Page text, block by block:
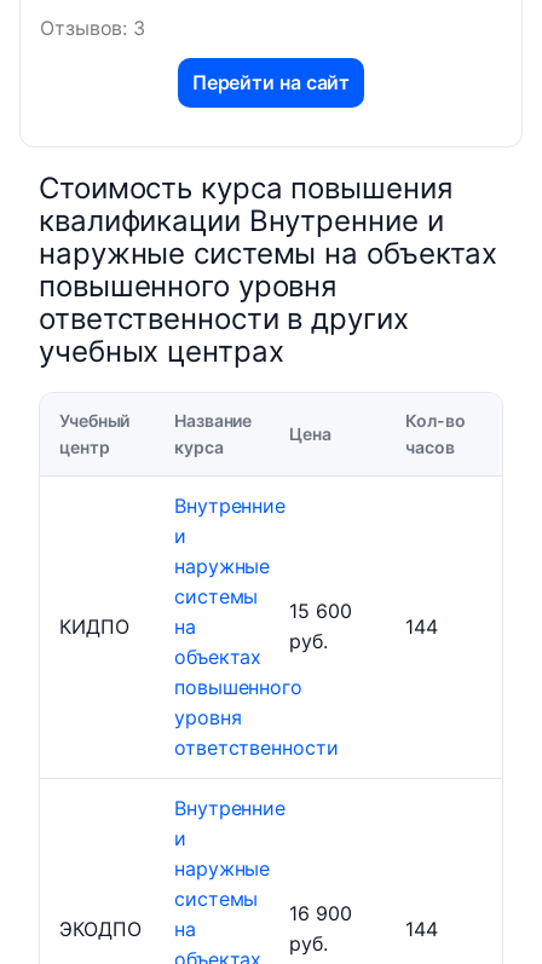
Отзывов: 3
Перейти на сайт
Стоимость курса повышения
квалификации Внутренние и
наружные системы на объектах
повышенного уровня
ответственности в других
учебных центрах
Учебный
центр
Название
курса
Цена
Кол-во
часов
КИДПО
Внутренние
и
наружные
системы
на
объектах
повышенного
уровня
ответственности
15 600
руб.
144
ЭКОДПО
Внутренние
и
наружные
системы
на
16 900
руб.
144